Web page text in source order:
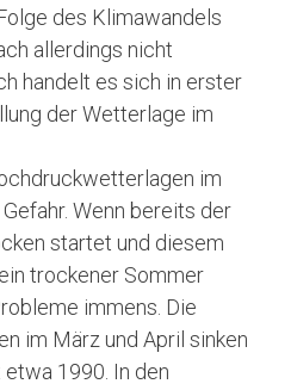
des Klimawandels
allerdings nicht
handelt es sich in erster
der Wetterlage im
im
Wenn bereits der
startet und diesem
trockener Sommer
immens. Die
im März und April sinken
1990. In den